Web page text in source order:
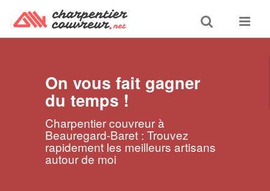
Toggle
search
Toggle
On vous fait gagner
du temps !
Charpentier couvreur à
Beauregard-Baret : Trouvez
rapidement les meilleurs artisans
autour de moi